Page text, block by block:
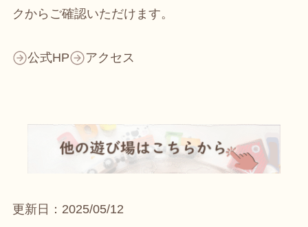
クからご確認いただけます。
公式HP アクセス
更新日：2025/05/12